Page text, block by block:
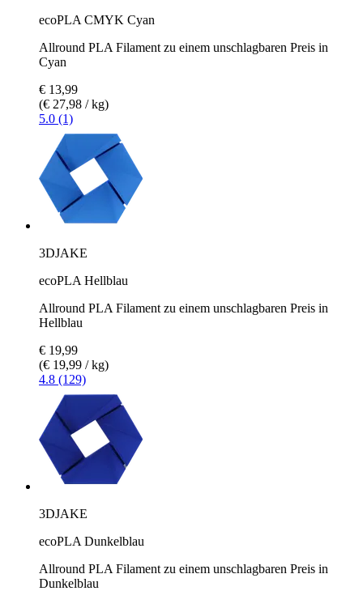
ecoPLA CMYK Cyan
Allround PLA Filament zu einem unschlagbaren Preis in
Cyan
€ 13,99
(€ 27,98 / kg)
5.0 (1)
3DJAKE
ecoPLA Hellblau
Allround PLA Filament zu einem unschlagbaren Preis in
Hellblau
€ 19,99
(€ 19,99 / kg)
4.8 (129)
3DJAKE
ecoPLA Dunkelblau
Allround PLA Filament zu einem unschlagbaren Preis in
Dunkelblau